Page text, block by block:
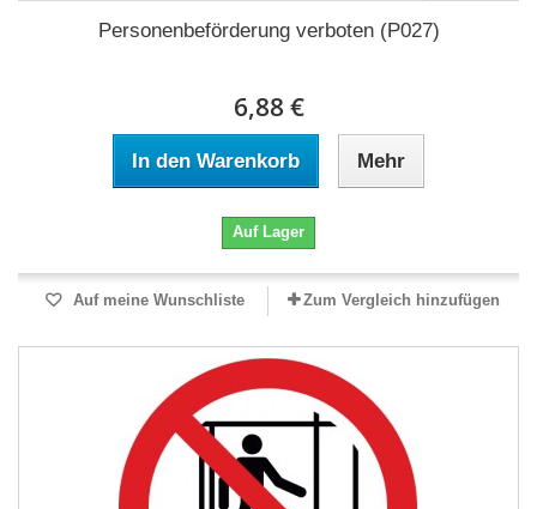
Personenbeförderung verboten (P027)
6,88 €
In den Warenkorb Mehr
Auf Lager
Auf meine Wunschliste Zum Vergleich hinzufügen